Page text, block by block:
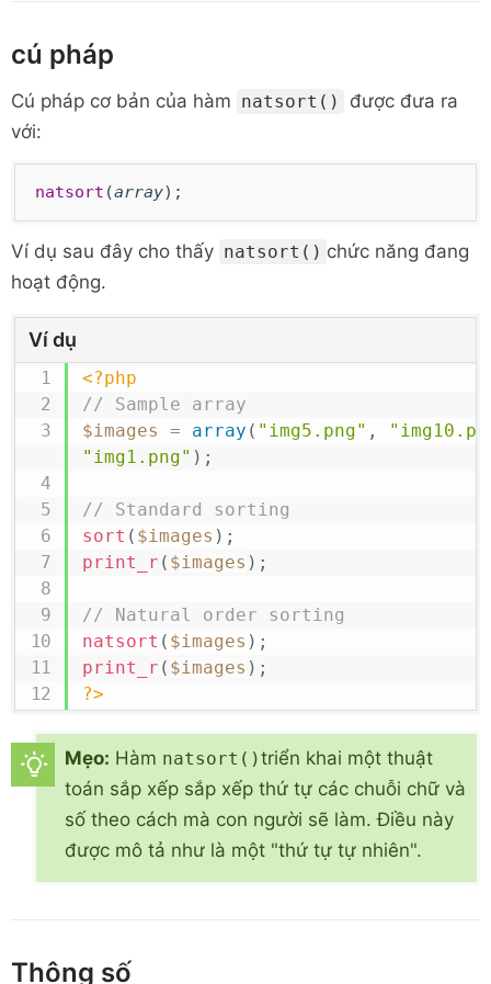
cú pháp
Cú pháp cơ bản của hàm natsort()
được đưa ra
với:
natsort (array);
Ví dụ sau đây cho thấy natsort() chức năng đang
hoạt động.
Ví dụ
<?php
// Sample array
$images
= array ( "img5.png" ,
"img1.png" ) ;
// Standard sorting
sort ( $images ) ;
print_r ( $images ) ;
// Natural order sorting
natsort ( $images ) ;
print_r ( $images ) ;
?>
Mẹo: Hàm natsort()triển khai một thuật
toán sắp xếp sắp xếp thứ tự các chuỗi chữ và
số theo cách mà con người sẽ làm. Điều này
được mô tả như là một "thứ tự tự nhiên".
Thông số